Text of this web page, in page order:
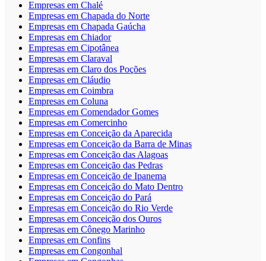
Empresas em Chalé
Empresas em Chapada do Norte
Empresas em Chapada Gaúcha
Empresas em Chiador
Empresas em Cipotânea
Empresas em Claraval
Empresas em Claro dos Poções
Empresas em Cláudio
Empresas em Coimbra
Empresas em Coluna
Empresas em Comendador Gomes
Empresas em Comercinho
Empresas em Conceição da Aparecida
Empresas em Conceição da Barra de Minas
Empresas em Conceição das Alagoas
Empresas em Conceição das Pedras
Empresas em Conceição de Ipanema
Empresas em Conceição do Mato Dentro
Empresas em Conceição do Pará
Empresas em Conceição do Rio Verde
Empresas em Conceição dos Ouros
Empresas em Cônego Marinho
Empresas em Confins
Empresas em Congonhal